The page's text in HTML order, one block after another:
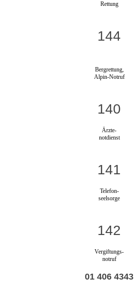
Rettung
144
Bergrettung,
Alpin-Notruf
140
Ärzte-
notdienst
141
Telefon-
seelsorge
142
Vergiftungs-
notruf
01 406 4343